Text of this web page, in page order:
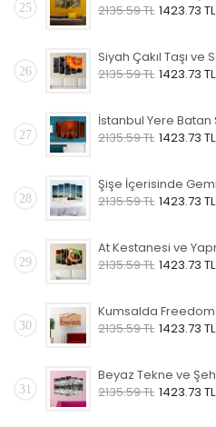
25
2135.59 TL 1423.73 TL
26
2135.59 TL 1423.73 TL
27
2135.59 TL 1423.73 TL
28
2135.59 TL 1423.73 TL
29
2135.59 TL 1423.73 TL
30
2135.59 TL 1423.73 TL
31
2135.59 TL 1423.73 TL